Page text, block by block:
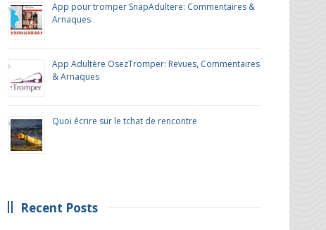
App pour tromper SnapAdultere: Commentaires &
Arnaques
App Adultère OsezTromper: Revues, Commentaires
& Arnaques
Quoi écrire sur le tchat de rencontre
Recent Posts